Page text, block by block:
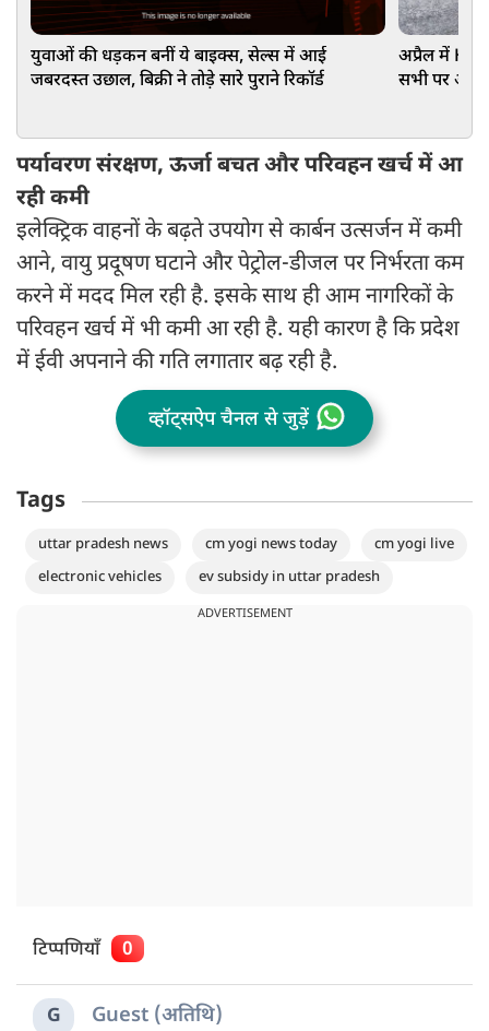
युवाओं की धड़कन बनीं ये बाइक्स, सेल्स में आई
जबरदस्त उछाल, बिक्री ने तोड़े सारे पुराने रिकॉर्ड
अप्रैल में
सभी पर
पर्यावरण संरक्षण, ऊर्जा बचत और परिवहन खर्च में आ
रही कमी
इलेक्ट्रिक वाहनों के बढ़ते उपयोग से कार्बन उत्सर्जन में कमी
आने, वायु प्रदूषण घटाने और पेट्रोल-डीजल पर निर्भरता कम
करने में मदद मिल रही है. इसके साथ ही आम नागरिकों के
परिवहन खर्च में भी कमी आ रही है. यही कारण है कि प्रदेश
में ईवी अपनाने की गति लगातार बढ़ रही है.
व्हॉट्सऐप चैनल से जुड़ें
Tags
uttar pradesh news cm yogi news today
cm yogi live
electronic vehicles
ev subsidy in uttar pradesh
ADVERTISEMENT
टिप्पणियाँ 0
G Guest (अतिथि)